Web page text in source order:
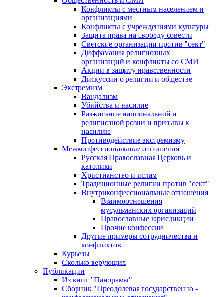
Конфликты с местным населением и
организациями
Конфликты с учреждениями культуры
Защита права на свободу совести
Светские организации против "сект"
Диффамация религиозных
организаций и конфликты со СМИ
Акции в защиту нравственности
Дискуссии о религии и обществе
Экстремизм
Вандализм
Убийства и насилие
Разжигание национальной и
религиозной розни и призывы к
насилию
Противодействие экстремизму
Межконфессиональные отношения
Русская Православная Церковь и
католики
Христианство и ислам
Традиционные религии против "сект"
Внутриконфессиональные отношения
Взаимоотношения
мусульманских организаций
Православные юрисдикции
Прочие конфессии
Другие примеры сотрудничества и
конфликтов
Курьезы
Сколько верующих
Публикации
Из книг "Панорамы"
Сборник "Преодолевая государственно -